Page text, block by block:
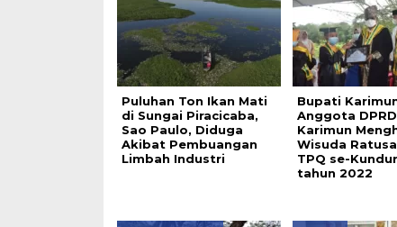
Puluhan Ton Ikan Mati
di Sungai Piracicaba,
Sao Paulo, Diduga
Akibat Pembuangan
Limbah Industri
Bupati
Anggota DPRD
Karimun
Wisuda
TPQ se-
tahun 2022